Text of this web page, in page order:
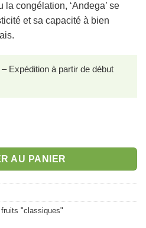
congélation, ‘Andega’ se
et sa capacité à bien
Expédition à partir de début
AU PANIER
"classiques"